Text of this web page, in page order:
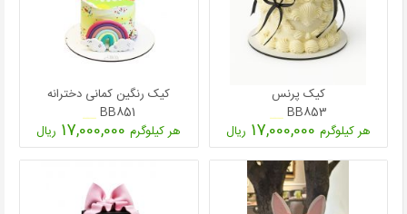
کیک
شیرینی
شکلات و
آبنبات
لوازم تولد
کیک پرنس
BB853
هر کیلوگرم
ریال
کیک رنگین کمانی دخترانه
BB851
هر کیلوگرم17,000,000 ریال